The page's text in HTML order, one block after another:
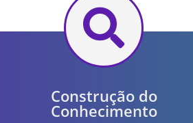

Construção do
Conhecimento